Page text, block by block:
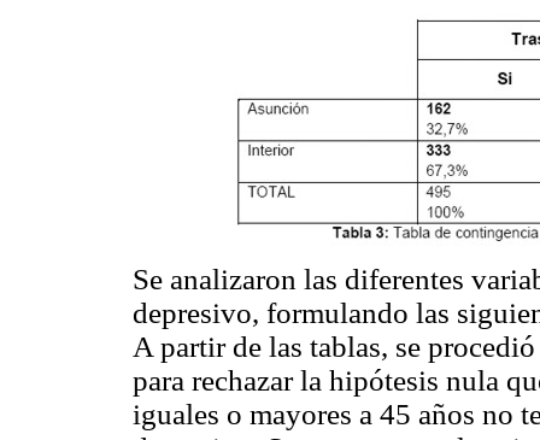
Se analizaron las diferentes
depresivo, formulando las
A partir de las tablas, se
para rechazar la hipótesis nula
iguales o mayores a 45 años no